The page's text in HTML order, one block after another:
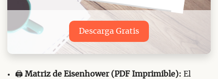
Descarga Gratis
🖨️ Matriz de Eisenhower (PDF Imprimible): El